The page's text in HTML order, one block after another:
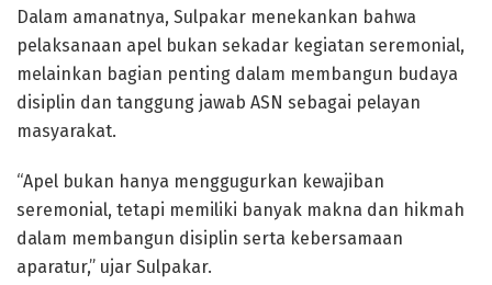
Dalam amanatnya, Sulpakar menekankan bahwa
pelaksanaan apel bukan sekadar kegiatan seremonial,
melainkan bagian penting dalam membangun budaya
disiplin dan tanggung jawab ASN sebagai pelayan
masyarakat.
“Apel bukan hanya menggugurkan kewajiban
seremonial, tetapi memiliki banyak makna dan hikmah
dalam membangun disiplin serta kebersamaan
aparatur,” ujar Sulpakar.